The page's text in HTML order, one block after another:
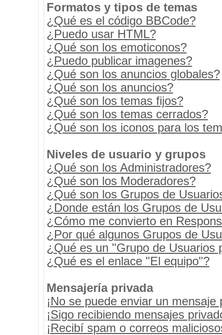
Formatos y tipos de temas
¿Qué es el código BBCode?
¿Puedo usar HTML?
¿Qué son los emoticonos?
¿Puedo publicar imagenes?
¿Qué son los anuncios globales?
¿Qué son los anuncios?
¿Qué son los temas fijos?
¿Qué son los temas cerrados?
¿Qué son los iconos para los
Niveles de usuario y grupos
¿Qué son los Administradores?
¿Qué son los Moderadores?
¿Qué son los Grupos de
¿Donde están los Grupos de
¿Cómo me convierto en
¿Por qué algunos Grupos de
¿Qué es un "Grupo de Usuarios
¿Qué es el enlace "El equipo"?
Mensajería privada
¡No se puede enviar un mensaje
¡Sigo recibiendo mensajes
¡Recibí spam o correos